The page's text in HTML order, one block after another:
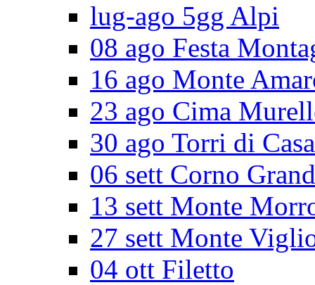
lug-ago 5gg Alpi
08 ago Festa
16 ago Monte
23 ago Cima
30 ago Torri di
06 sett Corno
13 sett Monte
27 sett Monte
04 ott Filetto